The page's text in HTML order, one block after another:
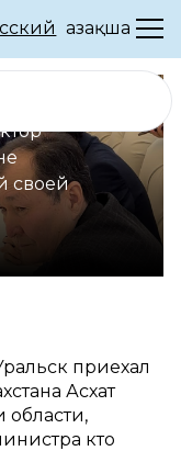
Қазақша
своей
приехал
Асхат
области,
кто